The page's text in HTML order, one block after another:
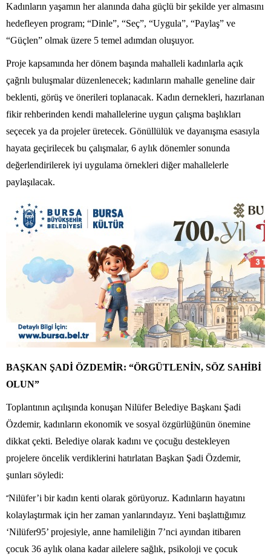
Kadınların yaşamın her alanında daha güçlü bir şekilde yer almasını
hedefleyen program; “Dinle”, “Seç”, “Uygula”, “Paylaş” ve
“Güçlen” olmak üzere 5 temel adımdan oluşuyor.
Proje kapsamında her dönem başında mahalleli kadınlarla açık
çağrılı buluşmalar düzenlenecek; kadınların mahalle geneline dair
beklenti, görüş ve önerileri toplanacak. Kadın dernekleri, hazırlanan
fikir rehberinden kendi mahallelerine uygun çalışma başlıkları
seçecek ya da projeler üretecek. Gönüllülük ve dayanışma esasıyla
hayata geçirilecek bu çalışmalar, 6 aylık dönemler sonunda
değerlendirilerek iyi uygulama örnekleri diğer mahallelerle
paylaşılacak.
BAŞKAN ŞADİ ÖZDEMİR: “ÖRGÜTLENİN, SÖZ SAHİBİ
OLUN”
Toplantının açılışında konuşan Nilüfer Belediye Başkanı Şadi
Özdemir, kadınların ekonomik ve sosyal özgürlüğünün önemine
dikkat çekti. Belediye olarak kadını ve çocuğu destekleyen
projelere öncelik verdiklerini hatırlatan Başkan Şadi Özdemir,
şunları söyledi:
“Nilüfer’i bir kadın kenti olarak görüyoruz. Kadınların hayatını
kolaylaştırmak için her zaman yanlarındayız. Yeni başlattığımız
‘Nilüfer95’ projesiyle, anne hamileliğin 7’nci ayından itibaren
çocuk 36 aylık olana kadar ailelere sağlık, psikoloji ve çocuk